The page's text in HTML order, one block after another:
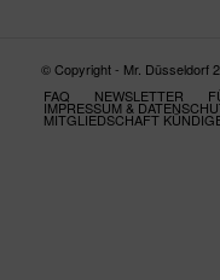
© Copyright - Mr. Düsseldorf
FAQ
NEWSLETTER
IMPRESSUM &
MITGLIEDSCHAFT